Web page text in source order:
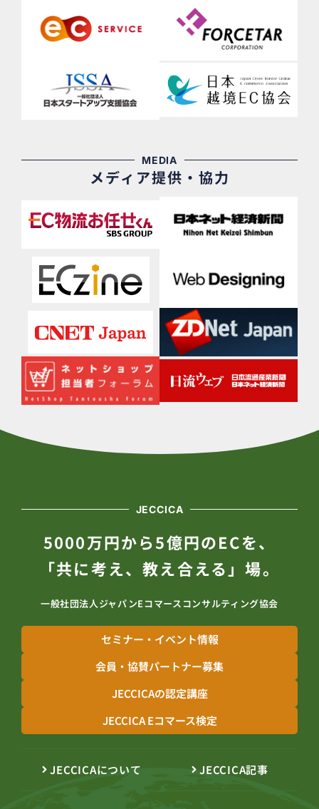
MEDIA
メディア提供・協力
JECCICA
5000万円から5億円のECを、
「共に考え、教え合える」場。
一般社団法人ジャパンEコマースコンサルティング協会
セミナー・イベント情報
会員・協賛パートナー募集
JECCICAの認定講座
JECCICA Eコマース検定
JECCICAについて JECCICA記事